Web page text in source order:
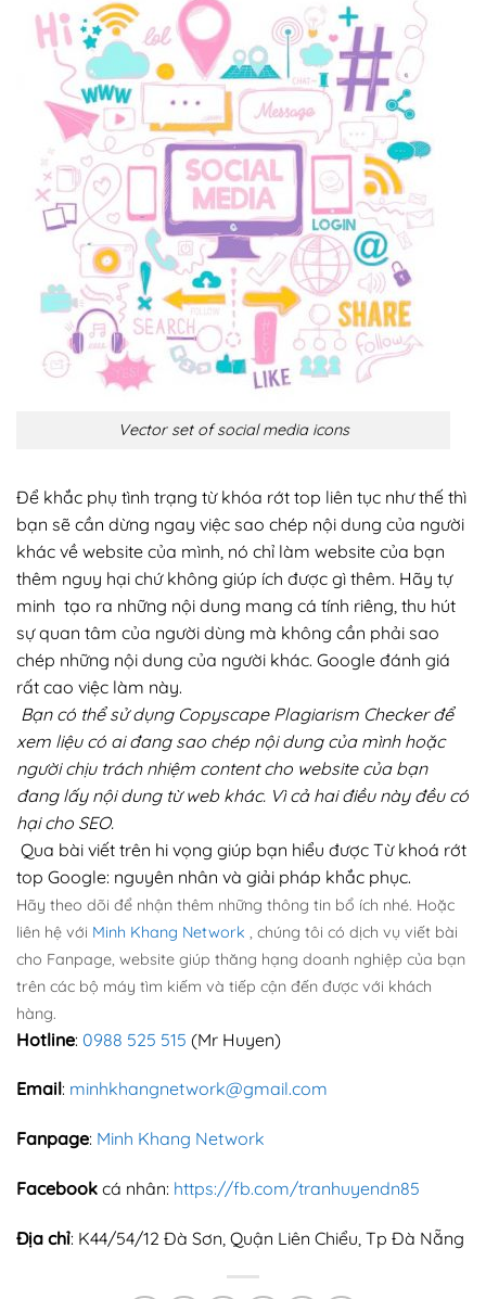
Vector set of social media icons
Để khắc phụ tình trạng từ khóa rớt top liên tục như thế thì
bạn sẽ cần dừng ngay việc sao chép nội dung của người
khác về website của mình, nó chỉ làm website của bạn
thêm nguy hại chứ không giúp ích được gì thêm. Hãy tự
minh tạo ra những nội dung mang cá tính riêng, thu hút
sự quan tâm của người dùng mà không cần phải sao
chép những nội dung của người khác. Google đánh giá
rất cao việc làm này.
Bạn có thể sử dụng Copyscape Plagiarism Checker để
xem liệu có ai đang sao chép nội dung của mình hoặc
người chịu trách nhiệm content cho website của bạn
đang lấy nội dung từ web khác. Vì cả hai điều này đều có
hại cho SEO.
Qua bài viết trên hi vọng giúp bạn hiểu được Từ khoá rớt
top Google: nguyên nhân và giải pháp khắc phục.
Hãy theo dõi để nhận thêm những thông tin bổ ích nhé. Hoặc
liên hệ với Minh Khang Network , chúng tôi có dịch vụ viết bài
cho Fanpage, website giúp thăng hạng doanh nghiệp của bạn
trên các bộ máy tìm kiếm và tiếp cận đến được với khách
hàng.
Hotline: 0988 525 515 (Mr Huyen)
Email: minhkhangnetwork@gmail.com
Fanpage: Minh Khang Network
Facebook cá nhân: https://fb.com/tranhuyendn85
Địa chỉ: K44/54/12 Đà Sơn, Quận Liên Chiểu, Tp Đà Nẵng